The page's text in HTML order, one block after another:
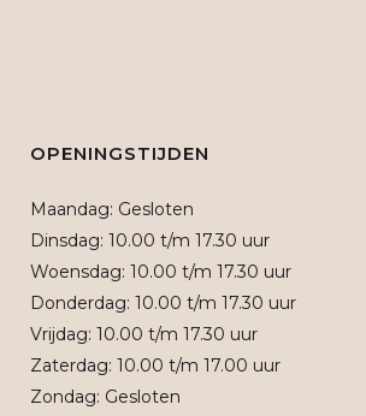
OPENINGSTIJDEN
Maandag: Gesloten
Dinsdag: 10.00 t/m 17.30 uur
Woensdag: 10.00 t/m 17.30 uur
Donderdag: 10.00 t/m 17.30 uur
Vrijdag: 10.00 t/m 17.30 uur
Zaterdag: 10.00 t/m 17.00 uur
Zondag: Gesloten